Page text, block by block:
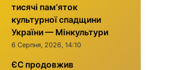
тисячі пам’яток
культурної спадщини
України — Мінкультури
6 Серпня, 2026, 14:10
ЄС продовжив